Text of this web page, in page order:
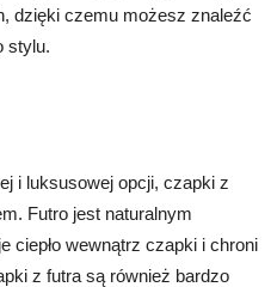
dzięki czemu możesz znaleźć
stylu.
i luksusowej opcji, czapki z
Futro jest naturalnym
ciepło wewnątrz czapki i chroni
z futra są również bardzo